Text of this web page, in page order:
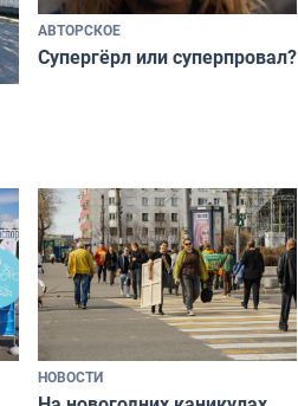
АВТОРСКОЕ
Супергёрл или суперпровал?
НОВОСТИ